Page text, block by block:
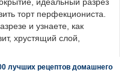
идеальный разрез
торт перфекциониста.
и узнаете, как
хрустящий слой,
лучших рецептов домашнего